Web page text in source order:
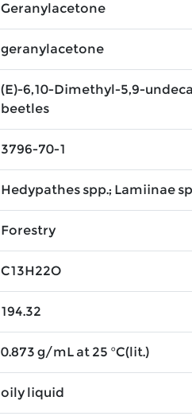
Geranylacetone
geranylacetone
(E)-6,10-Dimethyl-5,9-
beetles
3796-70-1
Hedypathes spp.; Lamiinae
Forestry
C13H22O
194.32
0.873 g/mL at 25 °C(lit.)
oily liquid